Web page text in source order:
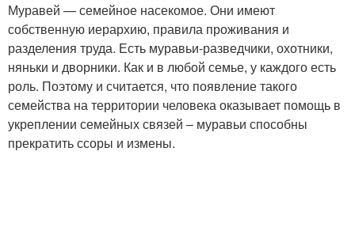
Муравей — семейное насекомое. Они имеют
собственную иерархию, правила проживания и
разделения труда. Есть муравьи-разведчики, охотники,
няньки и дворники. Как и в любой семье, у каждого есть
роль. Поэтому и считается, что появление такого
семейства на территории человека оказывает помощь в
укреплении семейных связей – муравьи способны
прекратить ссоры и измены.